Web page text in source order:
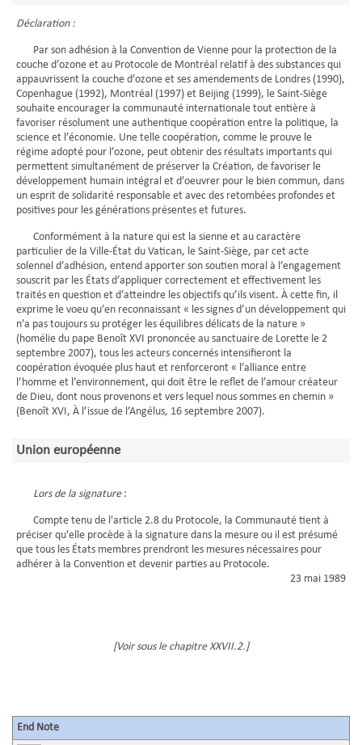
Déclaration :
Par son adhésion à la Convention de Vienne pour la protection de la
couche d’ozone et au Protocole de Montréal relatif à des substances qui
appauvrissent la couche d’ozone et ses amendements de Londres (1990),
Copenhague (1992), Montréal (1997) et Beijing (1999), le Saint-Siège
souhaite encourager la communauté internationale tout entière à
favoriser résolument une authentique coopération entre la politique, la
science et l’économie. Une telle coopération, comme le prouve le
régime adopté pour l’ozone, peut obtenir des résultats importants qui
permettent simultanément de préserver la Création, de favoriser le
développement humain intégral et d’oeuvrer pour le bien commun, dans
un esprit de solidarité responsable et avec des retombées profondes et
positives pour les générations présentes et futures.
Conformément à la nature qui est la sienne et au caractère
particulier de la Ville-État du Vatican, le Saint-Siège, par cet acte
solennel d’adhésion, entend apporter son soutien moral à l’engagement
souscrit par les États d’appliquer correctement et effectivement les
traités en question et d’atteindre les objectifs qu’ils visent. À cette fin, il
exprime le voeu qu’en reconnaissant « les signes d’un développement qui
n’a pas toujours su protéger les équilibres délicats de la nature »
(homélie du pape Benoît XVI prononcée au sanctuaire de Lorette le 2
septembre 2007), tous les acteurs concernés intensifieront la
coopération évoquée plus haut et renforceront « l’alliance entre
l’homme et l’environnement, qui doit être le reflet de l’amour créateur
de Dieu, dont nous provenons et vers lequel nous sommes en chemin »
(Benoît XVI, À l’issue de l’Angélus, 16 septembre 2007).
Union européenne
Lors de la signature :
Compte tenu de l'article 2.8 du Protocole, la Communauté tient à
préciser qu'elle procède à la signature dans la mesure ou il est présumé
que tous les États membres prendront les mesures nécessaires pour
adhérer à la Convention et devenir parties au Protocole.
23 mai 1989
[Voir sous le chapitre XXVII.2.]
End Note